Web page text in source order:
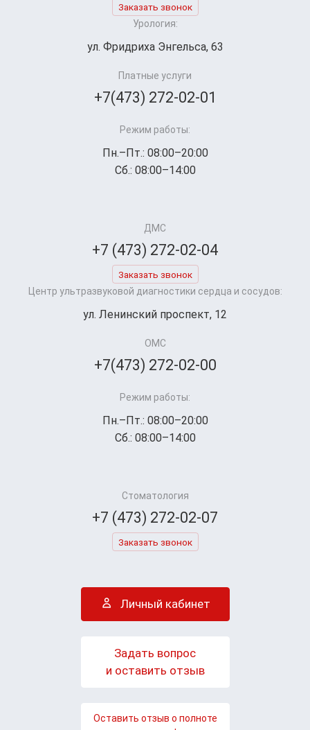
Заказать звонок
Урология:
ул. Фридриха Энгельса, 63
Платные услуги
+7(473) 272-02-01
Режим работы:
Пн.–Пт.: 08:00–20:00
Сб.: 08:00–14:00
ДМС
+7 (473) 272-02-04
Заказать звонок
Центр ультразвуковой диагностики сердца и сосудов:
ул. Ленинский проспект, 12
ОМС
+7(473) 272-02-00
Режим работы:
Пн.–Пт.: 08:00–20:00
Сб.: 08:00–14:00
Стоматология
+7 (473) 272-02-07
Заказать звонок
Личный кабинет
Задать вопрос
и оставить отзыв
Оставить отзыв о полноте